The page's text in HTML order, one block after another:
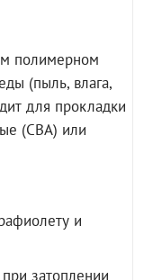
полимерном
(пыль, влага,
для прокладки
(СВА) или
и
затоплении